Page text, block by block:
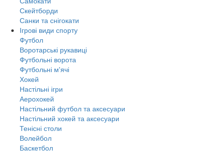
Скейтборди
Санки та снігокати
Ігрові види спорту
Футбол
Воротарські рукавиці
Футбольні ворота
Футбольні м'ячі
Хокей
Настільні ігри
Аерохокей
Настільний футбол та аксесуари
Настільний хокей та аксесуари
Тенісні столи
Волейбол
Баскетбол